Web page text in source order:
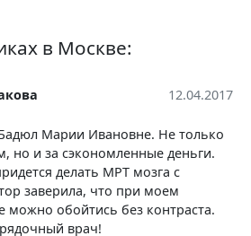
в Москве:
12.04.2017
Марии Ивановне. Не только
но и за сэкономленные деньги.
делать МРТ мозга с
заверила, что при моем
можно обойтись без контраста.
врач!